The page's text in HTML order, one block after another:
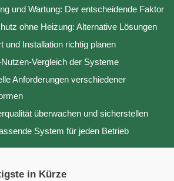
und Wartung: Der entscheidende Faktor
ohne Heizung: Alternative Lösungen
und Installation richtig planen
Vergleich der Systeme
Anforderungen verschiedener
überwachen und sicherstellen
System für jeden Betrieb
in Kürze